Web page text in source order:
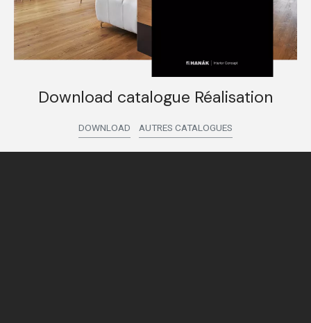
Download catalogue Réalisation
DOWNLOAD AUTRES CATALOGUES